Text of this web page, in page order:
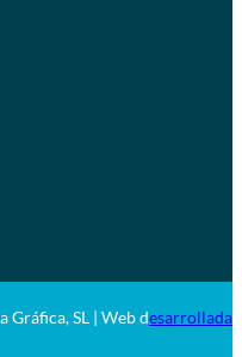
SL | Web desarrollada